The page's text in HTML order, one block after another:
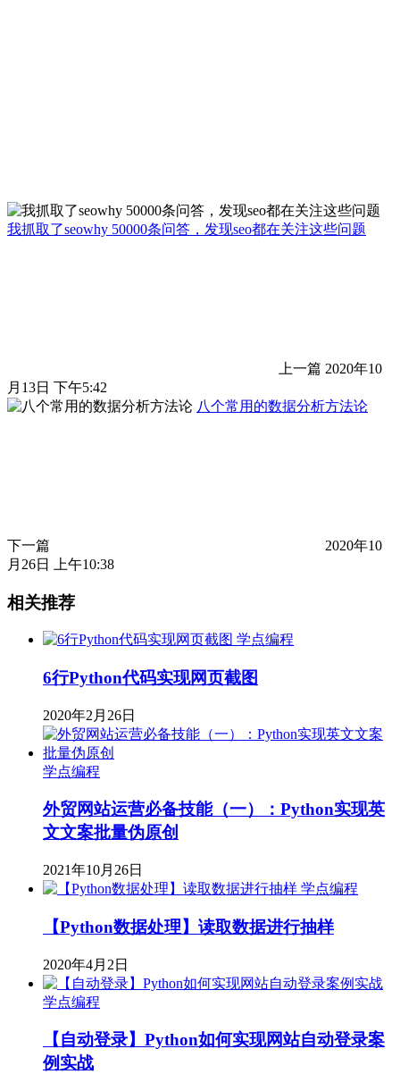
我抓取了seowhy 50000条问答，发现seo都在关注这些问题
上一篇 2020年10
月13日 下午5:42
八个常用的数据分析方法论
下一篇
2020年10
月26日 上午10:38
相关推荐
学点编程
6行Python代码实现网页截图
2020年2月26日
学点编程
外贸网站运营必备技能（一）：Python实现英
文文案批量伪原创
2021年10月26日
学点编程
【Python数据处理】读取数据进行抽样
2020年4月2日
学点编程
【自动登录】Python如何实现网站自动登录案
例实战